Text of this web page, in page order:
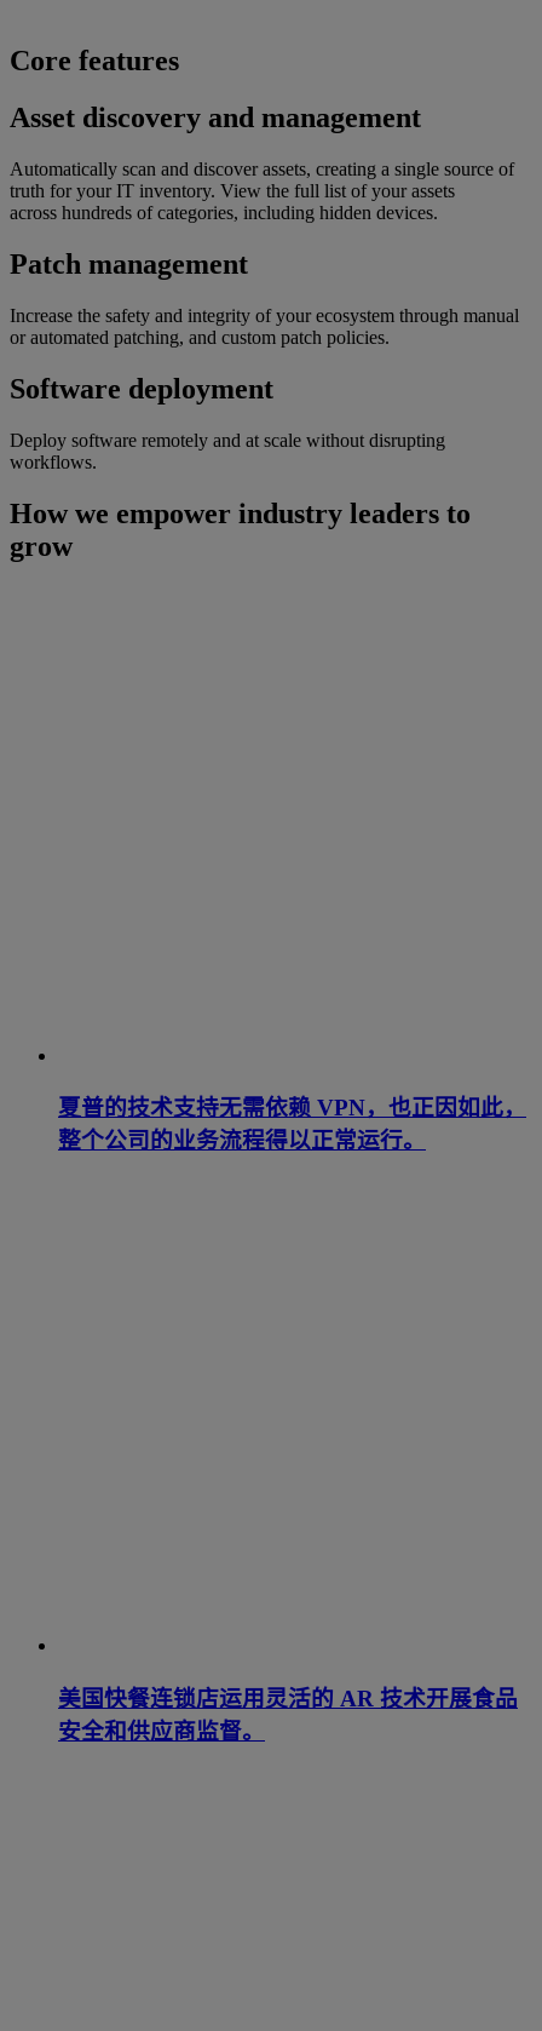
Core features
Asset discovery and management
Automatically scan and discover assets, creating a single source of
truth for your IT inventory. View the full list of your assets
across hundreds of categories, including hidden devices.
Patch management
Increase the safety and integrity of your ecosystem through manual
or automated patching, and custom patch policies.
Software deployment
Deploy software remotely and at scale without disrupting
workflows.
How we empower industry leaders to
grow
夏普的技术支持无需依赖 VPN，也正因如此，
整个公司的业务流程得以正常运行。
美国快餐连锁店运用灵活的 AR 技术开展食品
安全和供应商监督。